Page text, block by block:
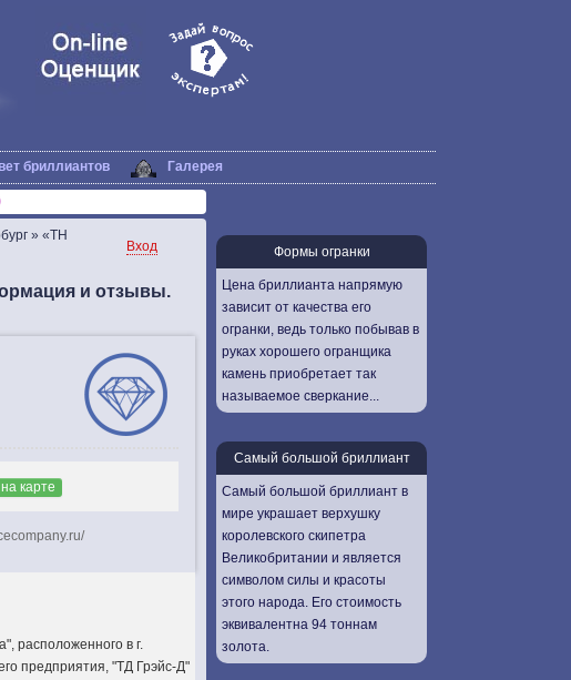
бриллиантов Галерея
» «TH
Вход
и отзывы.
карте
расположенного в г.
предприятия, "ТД Грэйс-Д"
Формы огранки
Цена бриллианта напрямую
зависит от качества его
огранки, ведь только побывав в
руках хорошего огранщика
камень приобретает так
называемое сверкание...
Самый большой бриллиант
Самый большой бриллиант в
мире украшает верхушку
королевского скипетра
Великобритании и является
символом силы и красоты
этого народа. Его стоимость
эквивалентна 94 тоннам
золота.